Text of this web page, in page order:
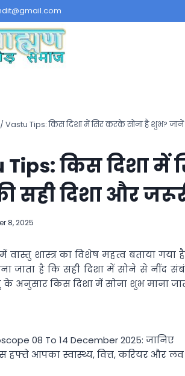
/ Vastu Tips: किस दिशा में सिर करके सोना है शुभ?
Tips: किस दिशा
सही दिशा और
8, 2025
वास्तु शास्त्र का विशेष महत्व बताया
जाता है कि सही दिशा में सोने से नींद
के अनुसार किस दिशा में सोना शुभ माना
08 To 14 December 2025: जानिए
हफ्ते आपका स्वास्थ्य, वित्त, करियर और लव